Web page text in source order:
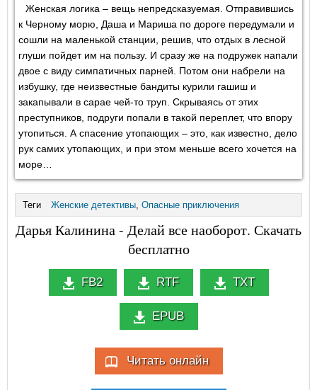
Женская логика – вещь непредсказуемая. Отправившись
к Черному морю, Даша и Мариша по дороге передумали и
сошли на маленькой станции, решив, что отдых в лесной
глуши пойдет им на пользу. И сразу же на подружек напали
двое с виду симпатичных парней. Потом они набрели на
избушку, где неизвестные бандиты курили гашиш и
закапывали в сарае чей-то труп. Скрываясь от этих
преступников, подруги попали в такой переплет, что впору
утопиться. А спасение утопающих – это, как известно, дело
рук самих утопающих, и при этом меньше всего хочется на
море…
Теги Женские детективы, Опасные приключения
Дарья Калинина - Делай все наоборот. Скачать
бесплатно
FB2 RTF TXT
EPUB
Читать онлайн